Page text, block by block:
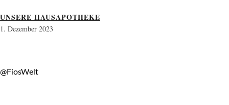
UNSERE HAUSAPOTHEKE
1. Dezember 2023
@FiosWelt